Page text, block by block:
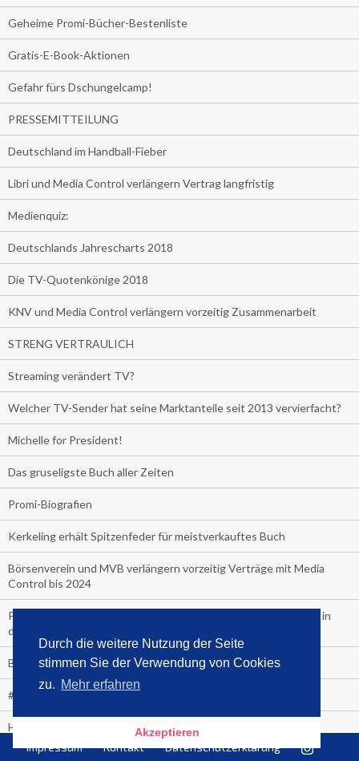
Durch die weitere Nutzung der Seite
stimmen Sie der Verwendung von Cookies
zu. Mehr erfahren
Akzeptieren
Geheime Promi-Bücher-Bestenliste
Gratis-E-Book-Aktionen
Gefahr fürs Dschungelcamp!
PRESSEMITTEILUNG
Deutschland im Handball-Fieber
Libri und Media Control verlängern Vertrag langfristig
Medienquiz:
Deutschlands Jahrescharts 2018
Die TV-Quotenkönige 2018
KNV und Media Control verlängern vorzeitig Zusammenarbeit
STRENG VERTRAULICH
Streaming verändert TV?
Welcher TV-Sender hat seine Marktanteile seit 2013 vervierfacht?
Michelle for President!
Das gruseligste Buch aller Zeiten
Promi-Biografien
Kerkeling erhält Spitzenfeder für meistverkauftes Buch
Börsenverein und MVB verlängern vorzeitig Verträge mit Media
Control bis 2024
PocketBook, Ceebo und Umbreit bringen Hörbuch-Downloads in
die Cloud
Bella Bella
#1-Bestseller: "Das ist Alpha!" von Kollegah
Hammer! "Fear: Trump in the White House" (auf Englisch) von
Impressum Kontakt Datenschutzerklärung